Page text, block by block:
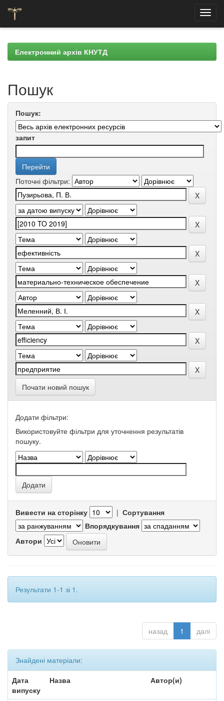
navigationЕлектронний архів КНУТД
Пошук
Пошук:
запит
Поточні фільтри:
Почати новий пошук
Додати фільтри:
Використовуйте фільтри для уточнення результатів
пошуку.
Вивести на сторінку | Сортування
Впорядкування
Автори
Результати 1-1 зі 1.
назад 1 далі
Знайдені матеріали:
Дата
випуску
Назва Автор(и)